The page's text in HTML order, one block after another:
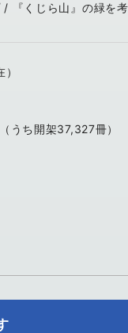
/ 『くじら山』の緑を
うち開架37,327冊）